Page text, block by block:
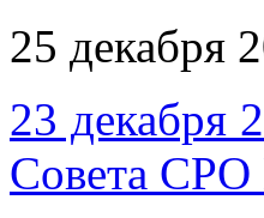
25 декабря
23 декабря
Совета